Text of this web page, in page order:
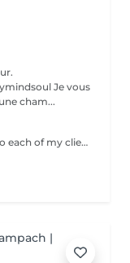
Je vous
cham...
These sessions are individual and tailored to each of my clients, as we all have lived our own unique stories and have more to discover. Whether you're feeling low on courage, lost in your path, lacking focus and concentration, disconnected from your body, overwhelmed by fears that dictate your life, or constantly comparing yourself to others, these sessions are designed to assist you on your journey. Together, we find tools to restore emotional balance, achieve inner peace, and work towards your personal goals. How? -Breathing techniques - Visualisation - Specific moves - Reconnecting to your body - Self-reflection Each of the session is : - Language of your choice: English, French, German, Luxembourgish - 45-60 minutes - Structure: Recapping / Exchange & 15-30min Practice / Closing + Defining homework - Via zoom (if you dont have zoom we find an other solution) - Is confidential